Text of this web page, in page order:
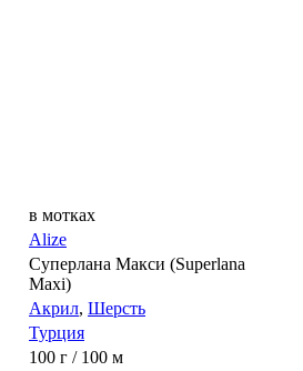
в мотках
Alize
Суперлана Макси (Superlana
Maxi)
Акрил, Шерсть
Турция
100 г / 100 м